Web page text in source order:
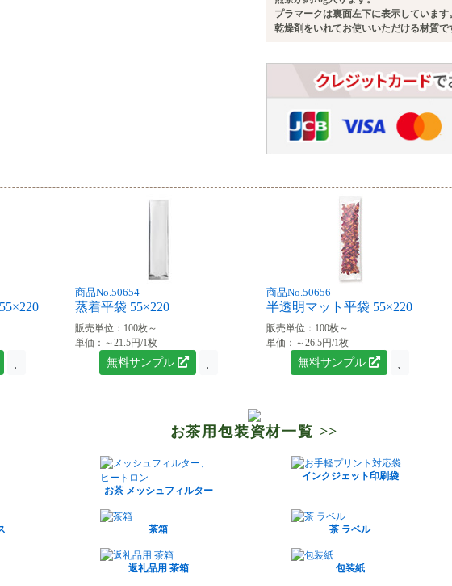
プラマークは裏面左下に表示しています。
乾燥剤をいれてお使いいただける材質で
商品No.50654
蒸着平袋 55×220
販売単位：100枚～
単価：～21.5円/1枚
無料サンプル
商品No.50656
半透明マット平袋 55×220
販売単位：100枚～
単価：～26.5円/1枚
無料サンプル
お茶用包装資材一覧 >>
お茶 メッシュフィルター
インクジェット印刷袋
茶箱 茶 ラベル
返礼品用 茶箱 包装紙